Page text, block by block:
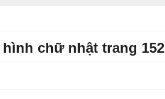
chữ nhật trang